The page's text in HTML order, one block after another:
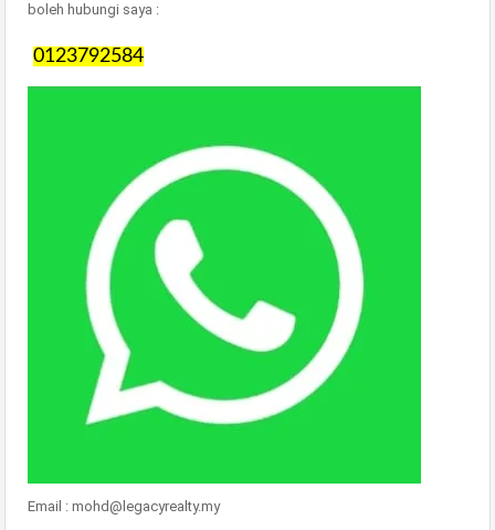
boleh hubungi saya :
0123792584
Email : mohd@legacyrealty.my